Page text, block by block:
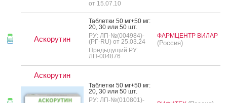
от 15.07.10
Аскорутин
Таб­летки 50 мг+50 мг:
20, 30 или 50 шт.
РУ: ЛП-№(004984)-
(РГ-RU) от 25.03.24
Предыдущий РУ:
ЛП-004876
ФАРМЦЕНТР ВИЛАР
(Россия)
Аскорутин
Таб­летки 50 мг+50 мг:
20, 30 или 50 шт.
РУ: ЛП-№(010801)-